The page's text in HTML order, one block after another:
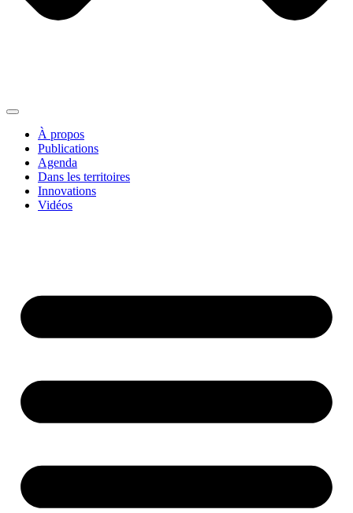
À propos
Publications
Agenda
Dans les territoires
Innovations
Vidéos